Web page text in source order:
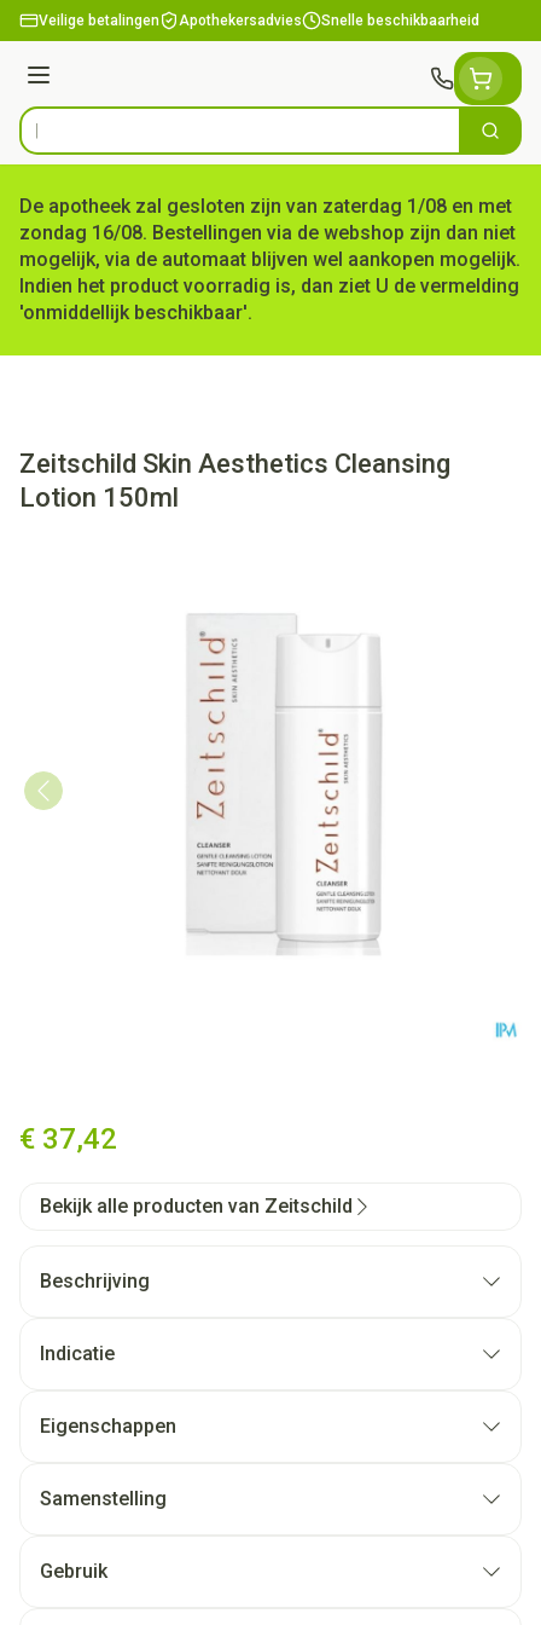
Ga naar de inhoud
Veilige betalingen Apothekersadvies Snelle beschikbaarheid
Menu
Product, merk, categorie... Zoek
De apotheek zal gesloten zijn van zaterdag 1/08 en met
zondag 16/08. Bestellingen via de webshop zijn dan niet
mogelijk, via de automaat blijven wel aankopen mogelijk.
Indien het product voorradig is, dan ziet U de vermelding
'onmiddellijk beschikbaar'.
Zeitschild Skin Aesthetics Cleansing
Lotion 150ml
€ 37,42
Bekijk alle producten van Zeitschild
Beschrijving
Indicatie
Eigenschappen
Samenstelling
Gebruik